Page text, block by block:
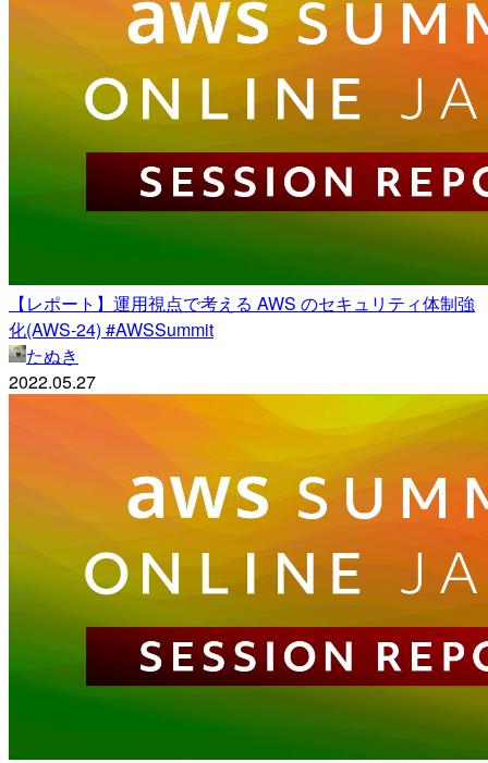
【レポート】運用視点で考える AWS のセキュリティ体制強
化(AWS-24) #AWSSummit
たぬき
2022.05.27